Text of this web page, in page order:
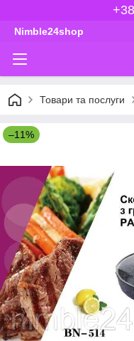
Nimble24shop
Товари та послуги
–11%